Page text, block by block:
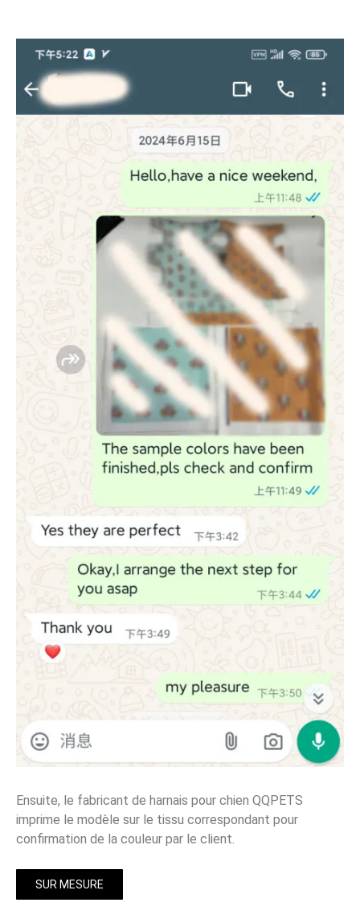
Ensuite, le fabricant de harnais pour chien QQPETS
imprime le modèle sur le tissu correspondant pour
confirmation de la couleur par le client.
SUR MESURE